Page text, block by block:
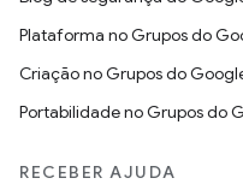
Plataforma no Grupos do
Criação no Grupos do
Portabilidade no Grupos do
RECEBER AJUDA